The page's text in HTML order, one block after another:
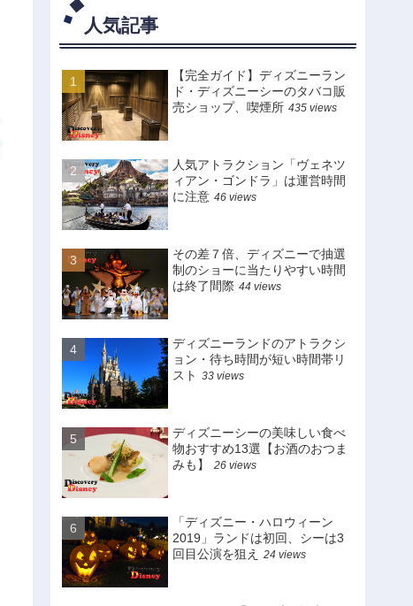
人気記事
【完全ガイド】ディズニーラン
ド・ディズニーシーのタバコ販
売ショップ、喫煙所 435 views
人気アトラクション「ヴェネツ
ィアン・ゴンドラ」は運営時間
に注意 46 views
その差７倍、ディズニーで抽選
制のショーに当たりやすい時間
は終了間際 44 views
ディズニーランドのアトラクシ
ョン・待ち時間が短い時間帯リ
スト
33 views
ディズニーシーの美味しい食べ
物おすすめ13選【お酒のおつま
みも】
26 views
「ディズニー・ハロウィーン
2019」ランドは初回、シーは3
回目公演を狙え
24 views